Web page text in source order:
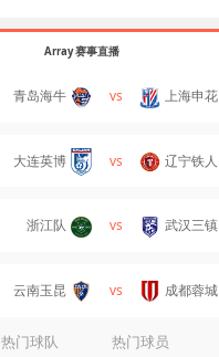
Array 赛事直播
青岛海牛 vs 上海申花
大连英博 vs 辽宁铁人
浙江队 vs 武汉三镇
云南玉昆 vs 成都蓉城
热门球队 热门球员